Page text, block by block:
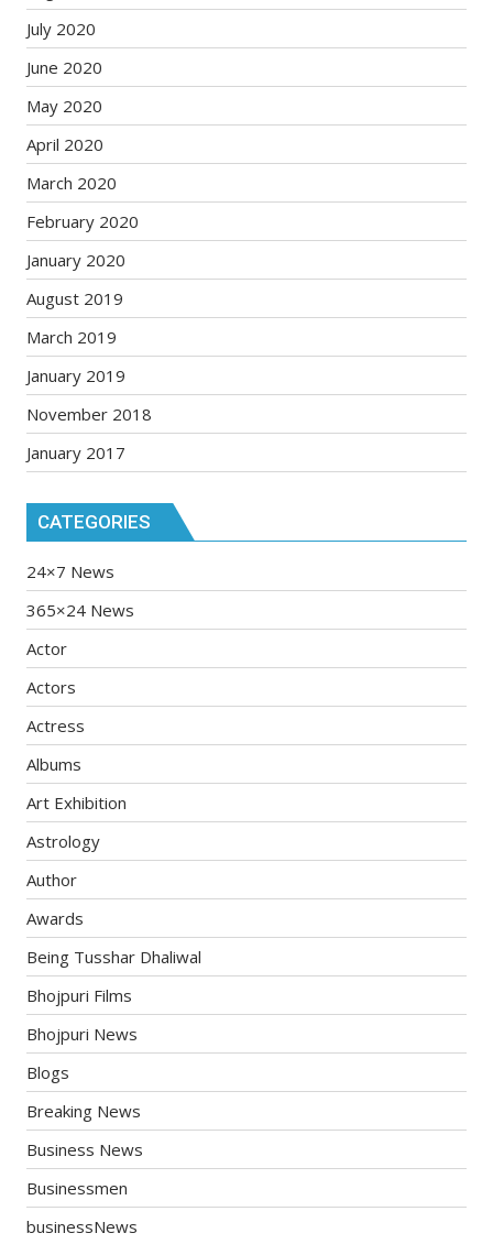
July 2020
June 2020
May 2020
April 2020
March 2020
February 2020
January 2020
August 2019
March 2019
January 2019
November 2018
January 2017
CATEGORIES
24×7 News
365×24 News
Actor
Actors
Actress
Albums
Art Exhibition
Astrology
Author
Awards
Being Tusshar Dhaliwal
Bhojpuri Films
Bhojpuri News
Blogs
Breaking News
Business News
Businessmen
businessNews